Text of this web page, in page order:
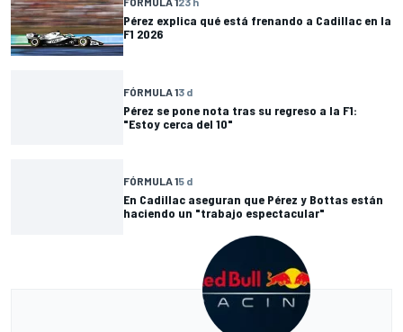
Pérez explica qué está frenando a Cadillac en la
F1 2026
FÓRMULA 13 d
Pérez se pone nota tras su regreso a la F1:
"Estoy cerca del 10"
FÓRMULA 15 d
En Cadillac aseguran que Pérez y Bottas están
haciendo un "trabajo espectacular"